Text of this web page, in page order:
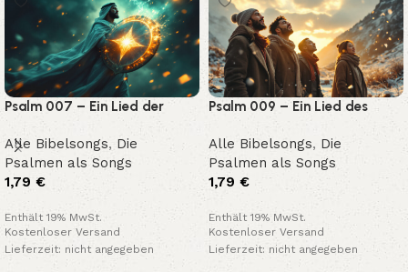
Psalm 007 – Ein Lied der
Gerechtigkeit und Zuflucht
Alle Bibelsongs, Die
Psalmen als Songs
1,79 €
Enthält 19% MwSt.
Kostenloser Versand
Lieferzeit: nicht angegeben
Psalm 009 – Ein Lied des
Lobes und Vertrauens
Alle Bibelsongs, Die
Psalmen als Songs
1,79 €
Enthält 19% MwSt.
Kostenloser Versand
Lieferzeit: nicht angegeben